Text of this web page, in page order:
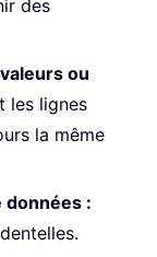
des
ou
les lignes
la même
données :